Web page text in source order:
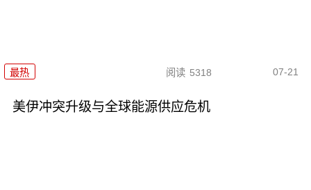
最热 阅读 5318 07-21
美伊冲突升级与全球能源供应危机